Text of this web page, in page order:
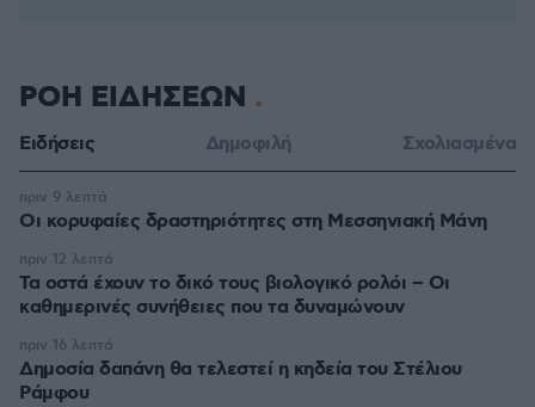
ΡΟΗ ΕΙΔΗΣΕΩΝ
Ειδήσεις Δημοφιλή Σχολιασμένα
Οι κορυφαίες δραστηριότητες στη Μεσσηνιακή Μάνη
πριν 9 λεπτά
Τα οστά έχουν το δικό τους βιολογικό ρολόι – Οι
καθημερινές συνήθειες που τα δυναμώνουν
πριν 12 λεπτά
Δημοσία δαπάνη θα τελεστεί η κηδεία του Στέλιου
Ράμφου
πριν 16 λεπτά